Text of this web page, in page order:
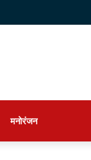
मनोरंजन